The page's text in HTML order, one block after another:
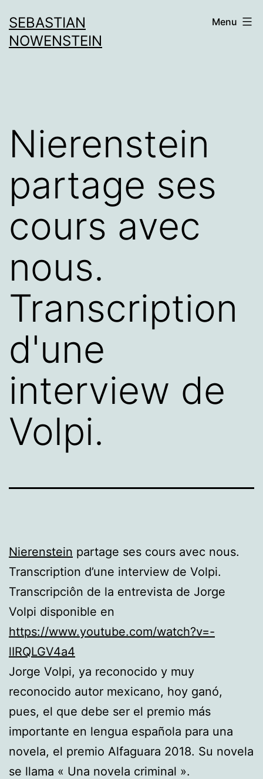
au
contenu
SEBASTIAN
NOWENSTEIN
Menu
Nierenstein
partage ses
cours avec
nous.
Transcription
d'une
interview de
Volpi.
Nierenstein partage ses cours avec nous.
Transcription d’une interview de Volpi.
Transcripciôn de la entrevista de Jorge
Volpi disponible en
https://www.youtube.com/watch?v=-
lIRQLGV4a4
Jorge Volpi, ya reconocido y muy
reconocido autor mexicano, hoy ganó,
pues, el que debe ser el premio más
importante en lengua española para una
novela, el premio Alfaguara 2018. Su novela
se llama « Una novela criminal ».